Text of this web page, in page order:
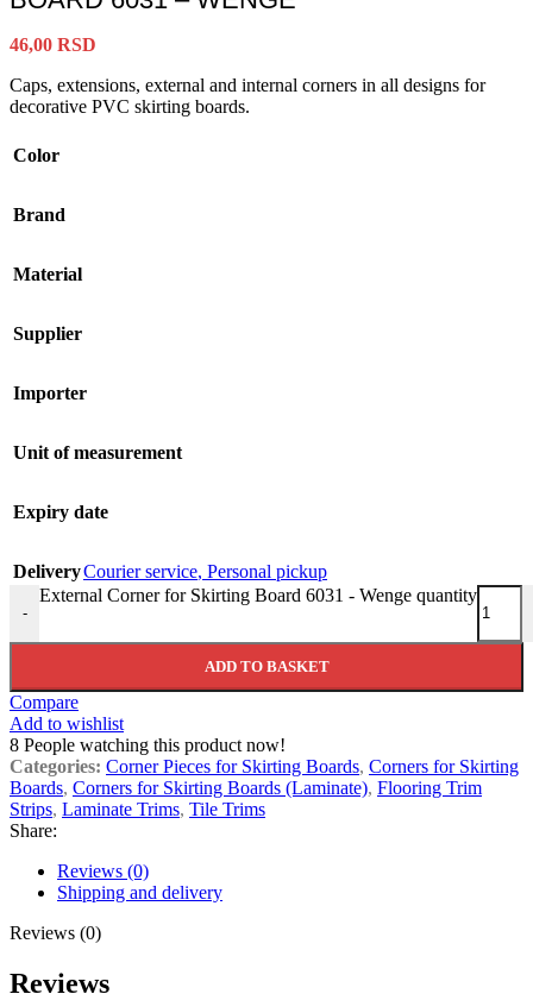
46,00 RSD
Caps, extensions, external and internal corners in all designs for
decorative PVC skirting boards.
Color
Brand
Material
Supplier
Importer
Unit of measurement
Expiry date
DeliveryCourier service, Personal pickup
-
External Corner for Skirting Board 6031 - Wenge quantity
ADD TO BASKET
Compare
Add to wishlist
8 People watching this product now!
Categories: Corner Pieces for Skirting Boards, Corners for Skirting
Boards, Corners for Skirting Boards (Laminate), Flooring Trim
Strips, Laminate Trims, Tile Trims
Share:
Reviews (0)
Shipping and delivery
Reviews (0)
Reviews